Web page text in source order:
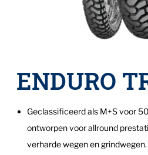
ENDURO
Geclassificeerd als M+S voor
ontworpen voor allround
verharde wegen en grindwegen.